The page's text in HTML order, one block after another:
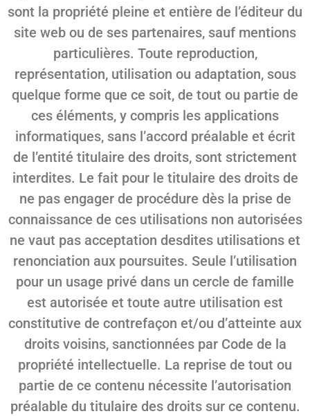
sont la propriété pleine et entière de l’éditeur du
site web ou de ses partenaires, sauf mentions
particulières. Toute reproduction,
représentation, utilisation ou adaptation, sous
quelque forme que ce soit, de tout ou partie de
ces éléments, y compris les applications
informatiques, sans l’accord préalable et écrit
de l’entité titulaire des droits, sont strictement
interdites. Le fait pour le titulaire des droits de
ne pas engager de procédure dès la prise de
connaissance de ces utilisations non autorisées
ne vaut pas acceptation desdites utilisations et
renonciation aux poursuites. Seule l’utilisation
pour un usage privé dans un cercle de famille
est autorisée et toute autre utilisation est
constitutive de contrefaçon et/ou d’atteinte aux
droits voisins, sanctionnées par Code de la
propriété intellectuelle. La reprise de tout ou
partie de ce contenu nécessite l’autorisation
préalable du titulaire des droits sur ce contenu.